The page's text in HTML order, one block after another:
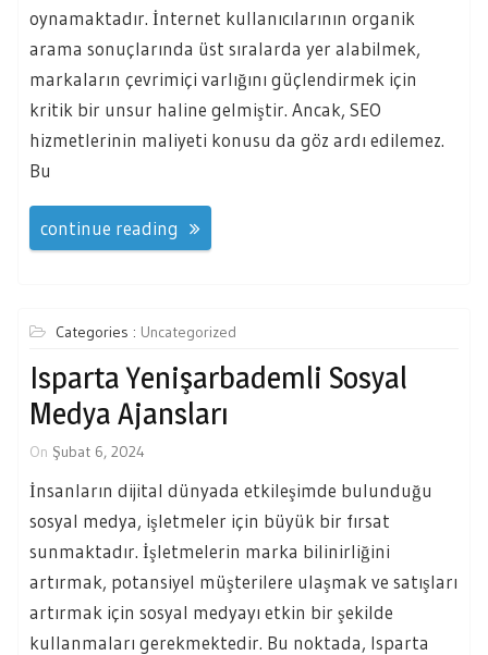
oynamaktadır. İnternet kullanıcılarının organik
arama sonuçlarında üst sıralarda yer alabilmek,
markaların çevrimiçi varlığını güçlendirmek için
kritik bir unsur haline gelmiştir. Ancak, SEO
hizmetlerinin maliyeti konusu da göz ardı edilemez.
Bu
continue reading
Categories : Uncategorized
Isparta Yenişarbademli Sosyal
Medya Ajansları
On Şubat 6, 2024
İnsanların dijital dünyada etkileşimde bulunduğu
sosyal medya, işletmeler için büyük bir fırsat
sunmaktadır. İşletmelerin marka bilinirliğini
artırmak, potansiyel müşterilere ulaşmak ve satışları
artırmak için sosyal medyayı etkin bir şekilde
kullanmaları gerekmektedir. Bu noktada, Isparta